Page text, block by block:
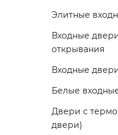
Элитные
Входные
открывания
Входные
Белые
Двери с
двери)